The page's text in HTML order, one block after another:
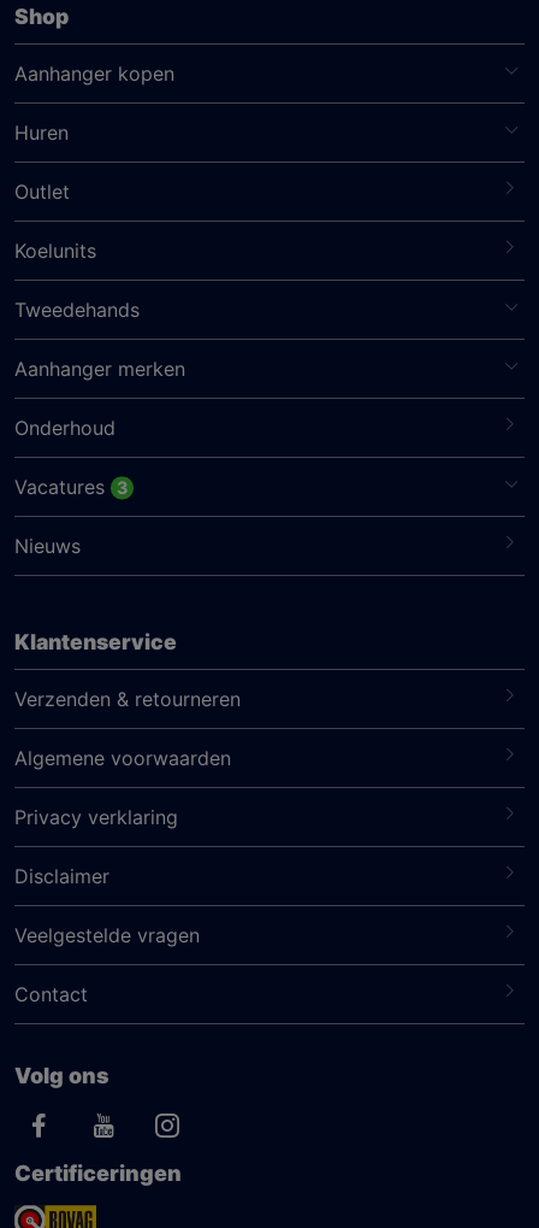
Shop
Aanhanger kopen
Huren
Outlet
Koelunits
Tweedehands
Aanhanger merken
Onderhoud
Vacatures 3
Nieuws
Klantenservice
Verzenden & retourneren
Algemene voorwaarden
Privacy verklaring
Disclaimer
Veelgestelde vragen
Contact
Volg ons
Certificeringen